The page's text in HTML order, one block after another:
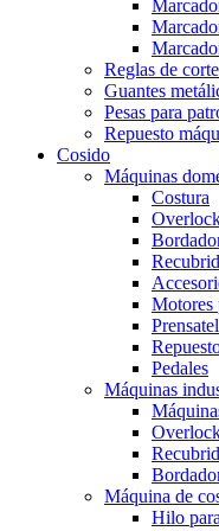
Reglas de corte
Guantes
Pesas para
Repuesto
Cosido
Máquinas
Costura
Motores
Pedales
Máquinas
Máquina de
Hilo